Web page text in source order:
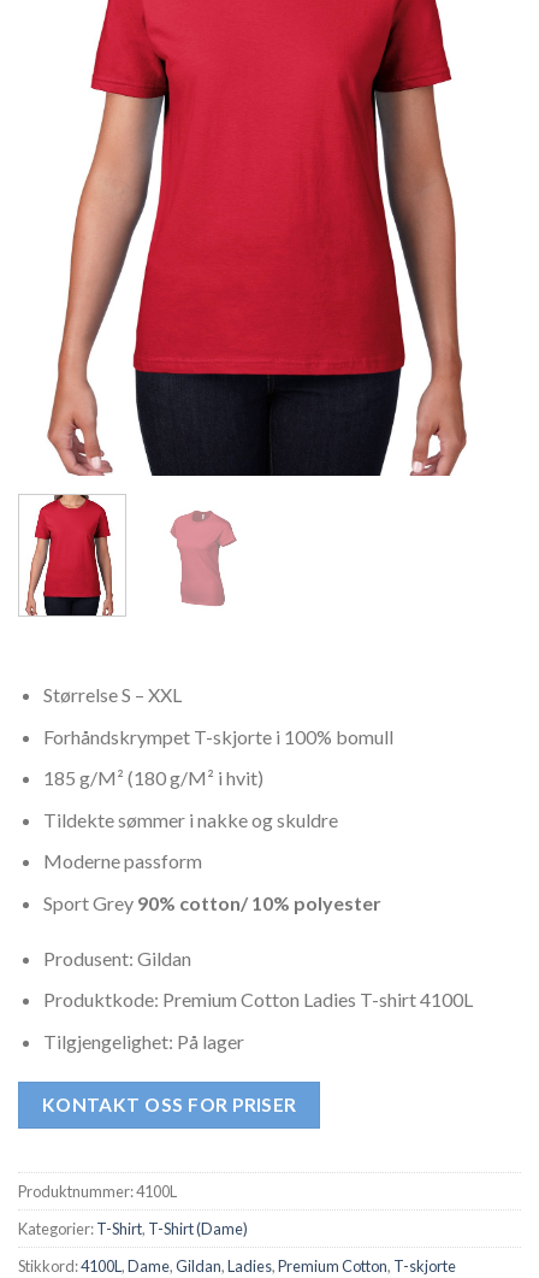
Størrelse S – XXL
Forhåndskrympet T-skjorte i 100% bomull
185 g/M² (180 g/M² i hvit)
Tildekte sømmer i nakke og skuldre
Moderne passform
Sport Grey 90% cotton/ 10% polyester
Produsent: Gildan
Produktkode: Premium Cotton Ladies T-shirt 4100L
Tilgjengelighet: På lager
KONTAKT OSS FOR PRISER
Produktnummer:4100L
Kategorier:T-Shirt, T-Shirt (Dame)
Stikkord:4100L ,Dame,Gildan,Ladies,Premium Cotton, T-skjorte